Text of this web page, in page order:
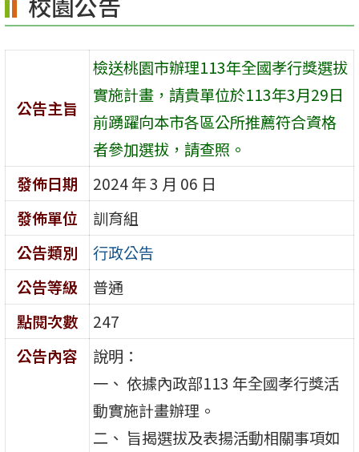
公告主旨
檢送桃園市辦理113年全國孝行獎選拔
實施計畫，請貴單位於113年3月29日
前踴躍向本市各區公所推薦符合資格
者參加選拔，請查照。
發佈日期
2024 年 3 月 06 日
發佈單位
訓育組
公告類別
行政公告
公告等級
普通
點閱次數
247
公告內容
說明：
一、 依據內政部113 年全國孝行獎活
動實施計畫辦理。
二、 旨揭選拔及表揚活動相關事項如